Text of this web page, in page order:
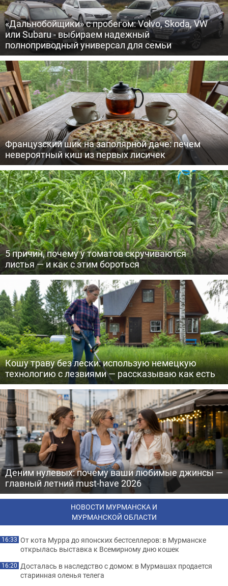
«Дальнобойщики» с пробегом: Volvo, Skoda, VW
или Subaru - выбираем надежный
полноприводный универсал для семьи
Французский шик на заполярной даче: печем
невероятный киш из первых лисичек
5 причин, почему у томатов скручиваются
листья — и как с этим бороться
Кошу траву без лески: использую немецкую
технологию с лезвиями — рассказываю как есть
Деним нулевых: почему ваши любимые джинсы —
главный летний must-have 2026
НОВОСТИ МУРМАНСКА И
МУРМАНСКОЙ ОБЛАСТИ
16:33 От кота Мурра до японских бестселлеров: в Мурманске
открылась выставка к Всемирному дню кошек
16:20 Досталась в наследство с домом: в Мурмашах продается
старинная оленья телега